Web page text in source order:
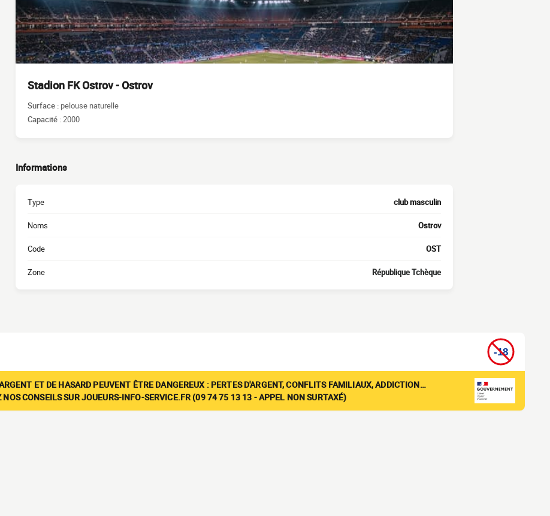
Stadion FK Ostrov - Ostrov
Surface : pelouse naturelle
Capacité :2000
Informations
Type club masculin
Noms Ostrov
Code OST
Zone République Tchèque
ET DE HASARD PEUVENT ÊTRE DANGEREUX : PERTES D'ARGENT, CONFLITS FAMILIAUX, ADDICTION…
NOS CONSEILS SUR JOUEURS-INFO-SERVICE.FR (09 74 75 13 13 - APPEL NON SURTAXÉ)